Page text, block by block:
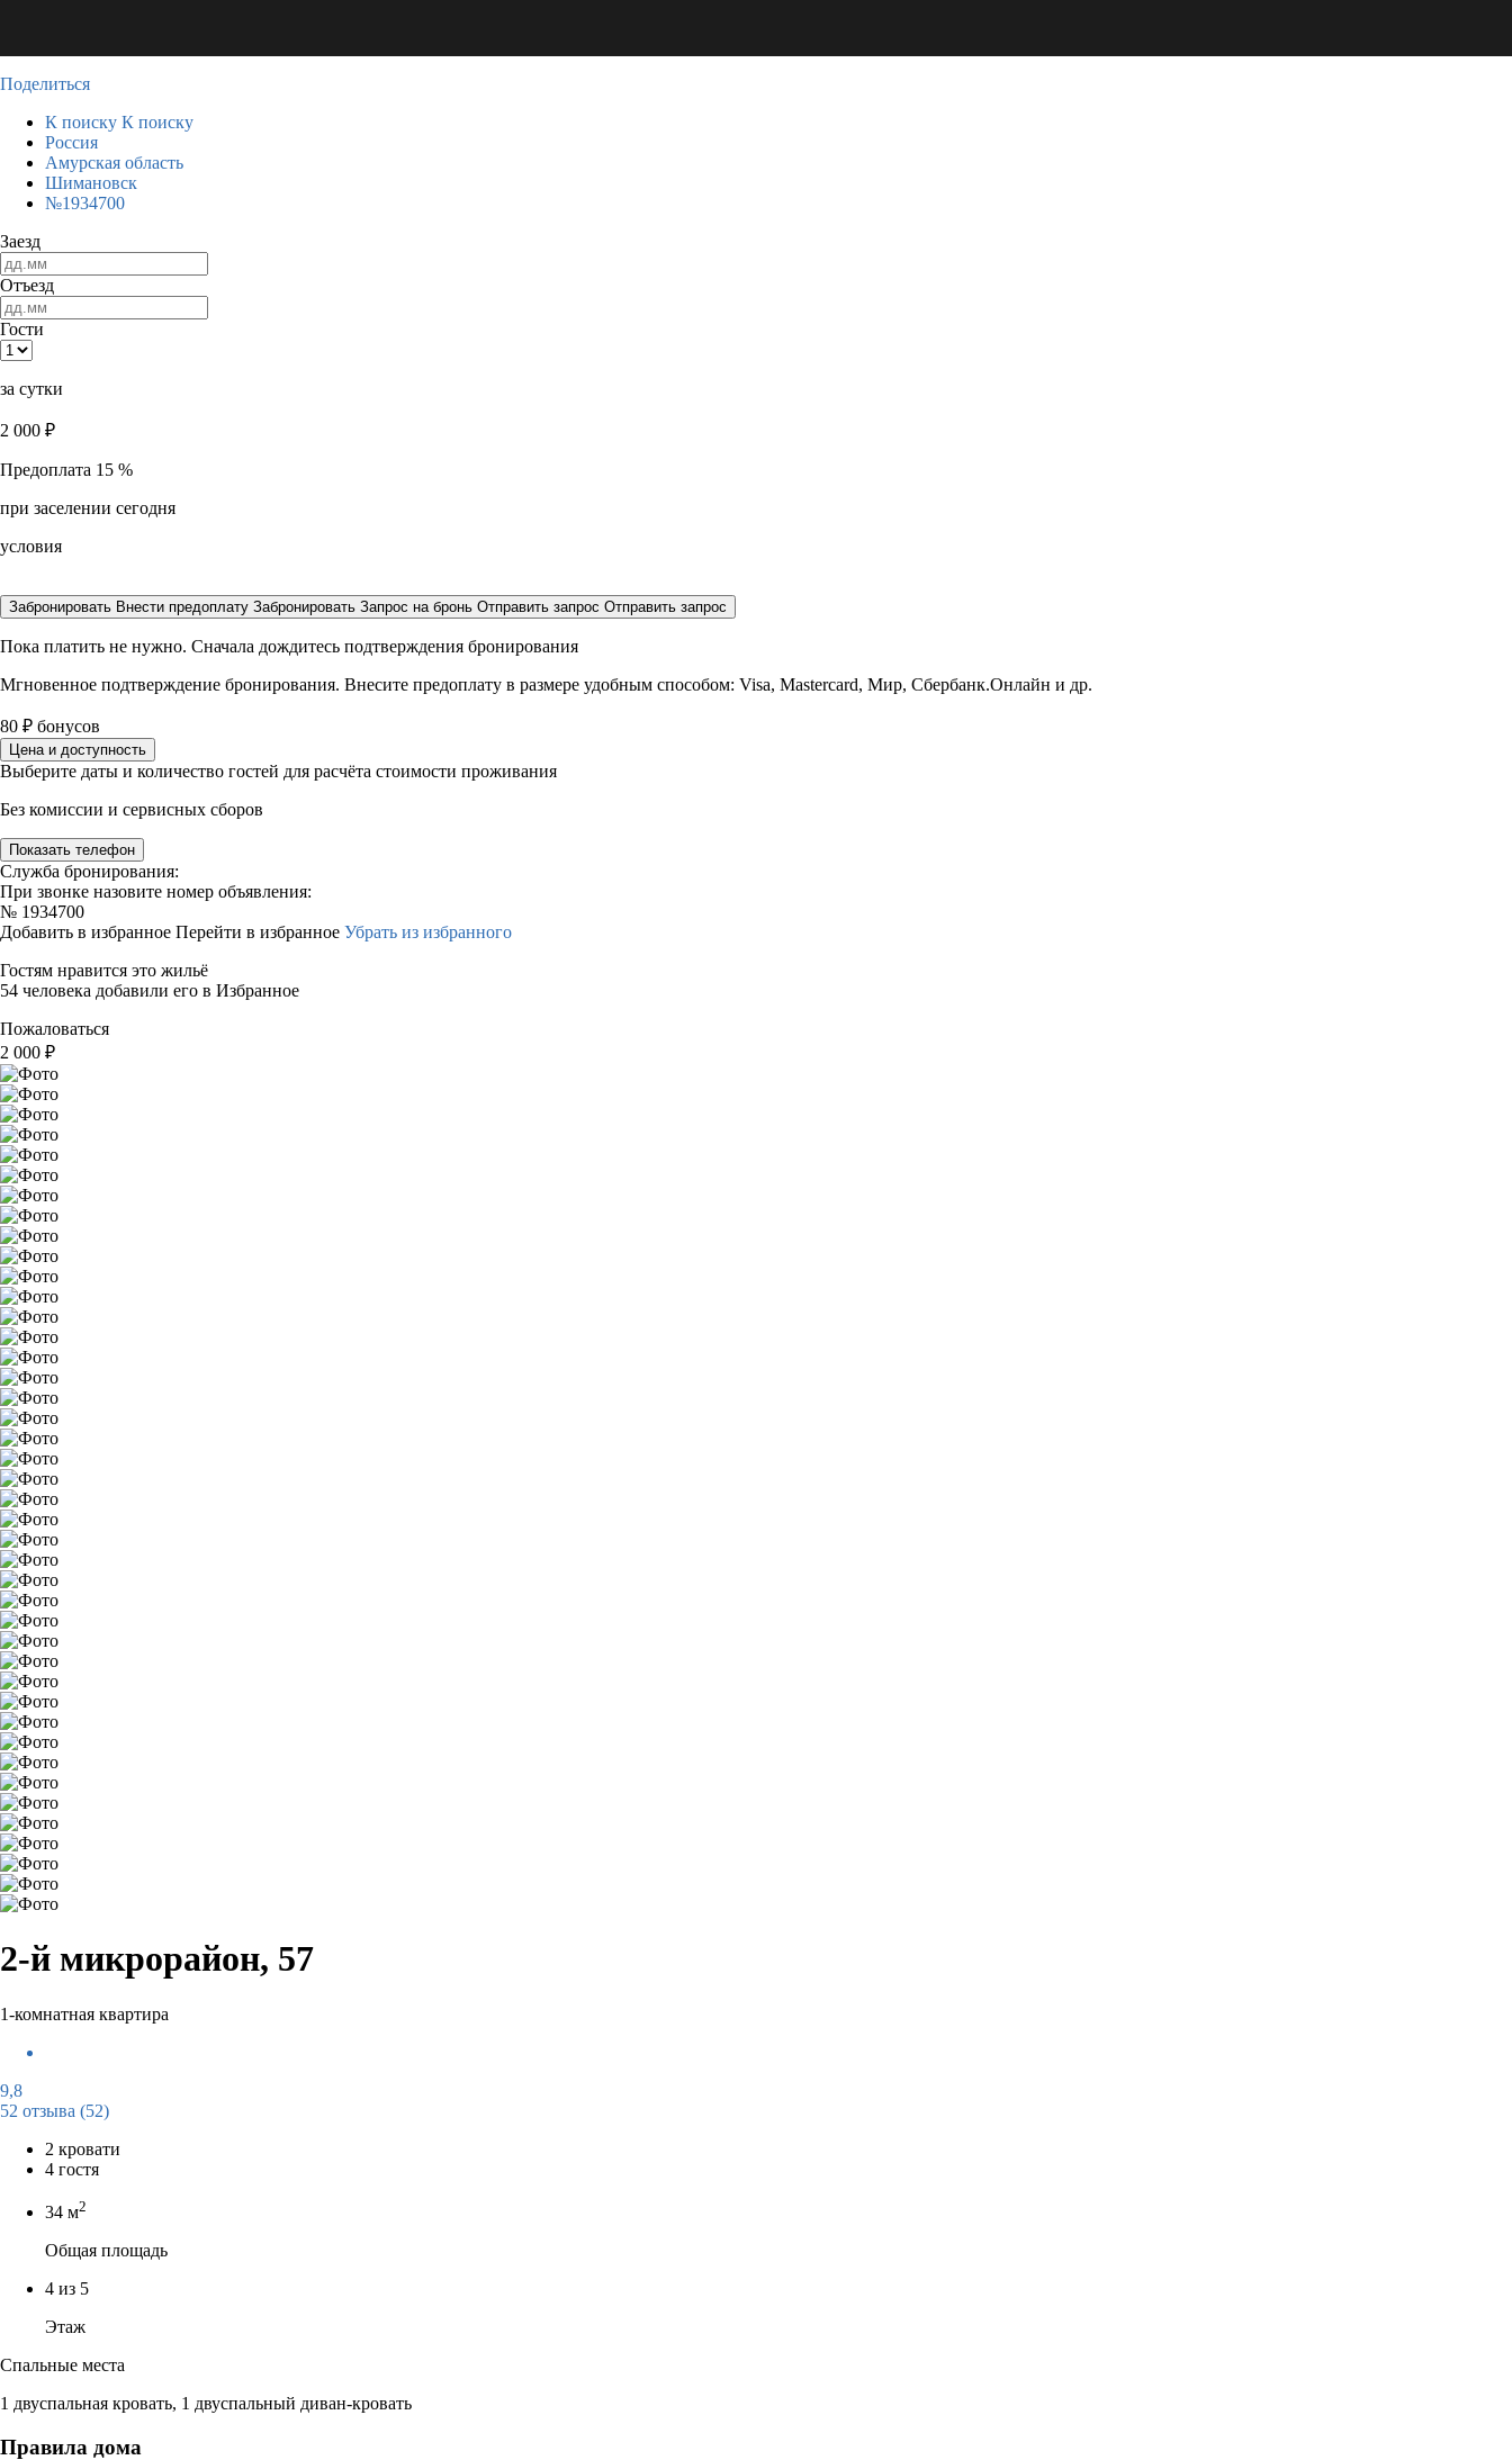
Поделиться
К поиску К поиску
Россия
Амурская область
Шимановск
№1934700
Заезд
Отъезд
Гости
за сутки
2 000 ₽
Предоплата 15 %
при заселении сегодня
условия
Забронировать Внести предоплату Забронировать Запрос на бронь Отправить запрос Отправить запрос
Пока платить не нужно. Сначала дождитесь подтверждения бронирования
Мгновенное подтверждение бронирования. Внесите предоплату в размере удобным способом: Visa, Mastercard, Мир, Сбербанк.Онлайн и др.
80 ₽ бонусов
Цена и доступность
Выберите даты и количество гостей для расчёта стоимости проживания
Без комиссии и сервисных сборов
Показать телефон
Служба бронирования:
При звонке назовите номер объявления:
№ 1934700
Добавить в избранное Перейти в избранное Убрать из избранного
Гостям нравится это жильё
54 человека добавили его в Избранное
Пожаловаться
2 000 ₽
2-й микрорайон, 57
1-комнатная квартира
9,8
52 отзыва (52)
2 кровати
4 гостя
34 м2
Общая площадь
4 из 5
Этаж
Спальные места
1 двуспальная кровать, 1 двуспальный диван-кровать
Правила дома